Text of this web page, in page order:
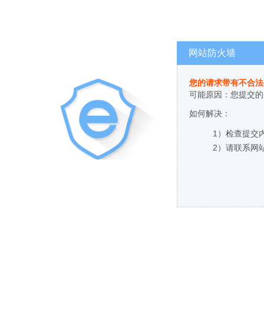
网站防火墙
您的请求带有不合
可能原因：您提交
如何解决：
1）检查提交
2）请联系网